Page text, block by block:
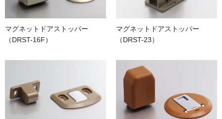
マグネットドアストッパー
（DRST-16F）
マグネットドアストッパー
（DRST-23）